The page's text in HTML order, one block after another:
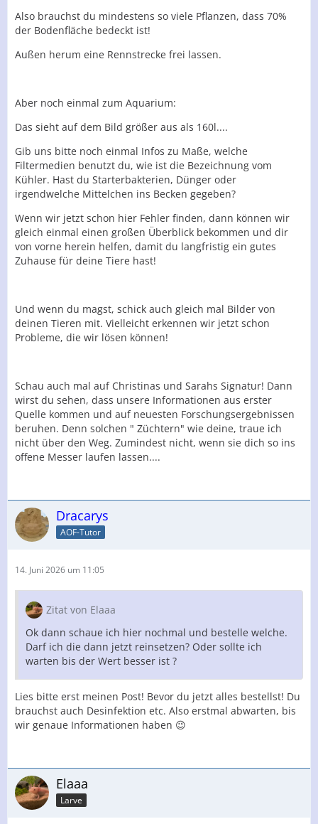
Also brauchst du mindestens so viele Pflanzen, dass 70%
der Bodenfläche bedeckt ist!
Außen herum eine Rennstrecke frei lassen.
Aber noch einmal zum Aquarium:
Das sieht auf dem Bild größer aus als 160l....
Gib uns bitte noch einmal Infos zu Maße, welche
Filtermedien benutzt du, wie ist die Bezeichnung vom
Kühler. Hast du Starterbakterien, Dünger oder
irgendwelche Mittelchen ins Becken gegeben?
Wenn wir jetzt schon hier Fehler finden, dann können wir
gleich einmal einen großen Überblick bekommen und dir
von vorne herein helfen, damit du langfristig ein gutes
Zuhause für deine Tiere hast!
Und wenn du magst, schick auch gleich mal Bilder von
deinen Tieren mit. Vielleicht erkennen wir jetzt schon
Probleme, die wir lösen können!
Schau auch mal auf Christinas und Sarahs Signatur! Dann
wirst du sehen, dass unsere Informationen aus erster
Quelle kommen und auf neuesten Forschungsergebnissen
beruhen. Denn solchen " Züchtern" wie deine, traue ich
nicht über den Weg. Zumindest nicht, wenn sie dich so ins
offene Messer laufen lassen....
Dracarys
AOF-Tutor
14. Juni 2026 um 11:05
Zitat von Elaaa
Ok dann schaue ich hier nochmal und bestelle welche.
Darf ich die dann jetzt reinsetzen? Oder sollte ich
warten bis der Wert besser ist ?
Lies bitte erst meinen Post! Bevor du jetzt alles bestellst! Du
brauchst auch Desinfektion etc. Also erstmal abwarten, bis
wir genaue Informationen haben 😉
Elaaa
Larve